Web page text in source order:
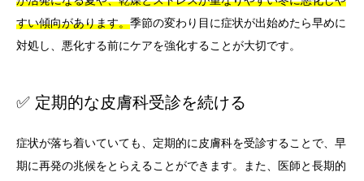
すい傾向があります。季節の変わり目に症状が出始めたら早めに
対処し、悪化する前にケアを強化することが大切です。
✅ 定期的な皮膚科受診を続ける
症状が落ち着いていても、定期的に皮膚科を受診することで、早
期に再発の兆候をとらえることができます。また、医師と長期的